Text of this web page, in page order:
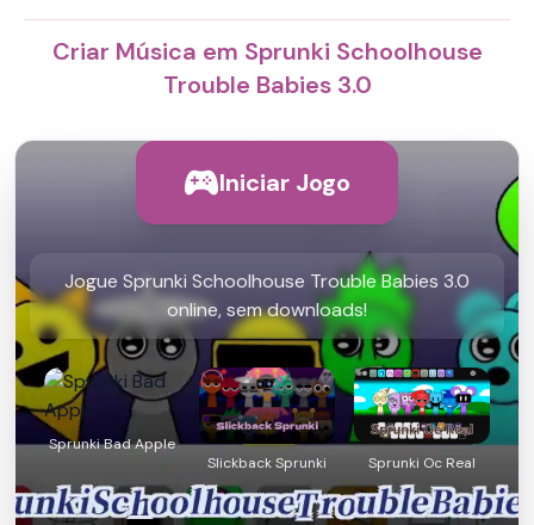
Criar Música em Sprunki Schoolhouse
Trouble Babies 3.0
Iniciar Jogo
Jogue Sprunki Schoolhouse Trouble Babies 3.0
online, sem downloads!
Sprunki Bad Apple
Slickback Sprunki
Sprunki Oc Real